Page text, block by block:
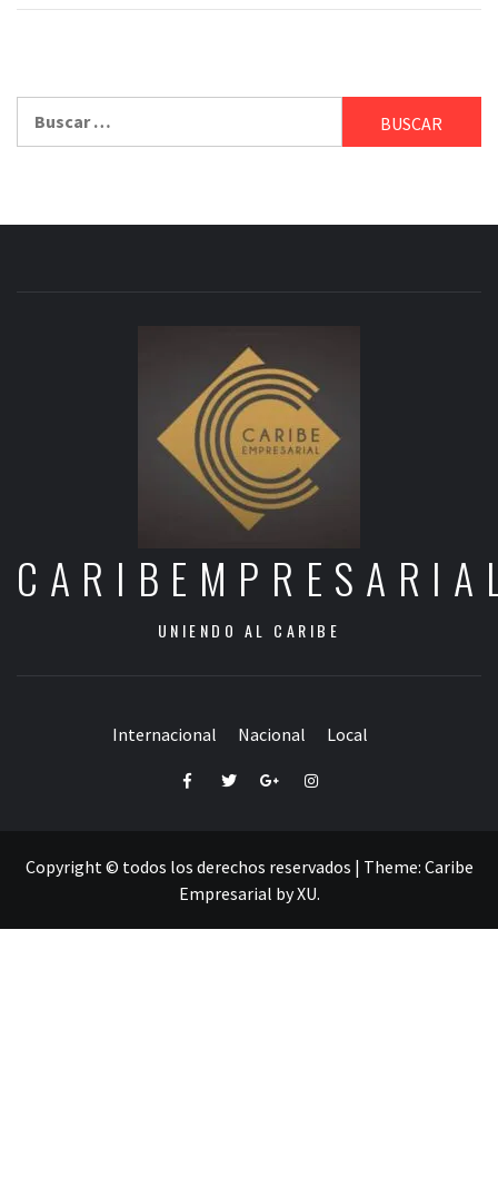
UNIENDO AL CARIBE
Internacional Nacional Local
FacebookTwitterGoogle+Instagram
Copyright © todos los derechos reservados | Theme: Caribe
Empresarial byXU.